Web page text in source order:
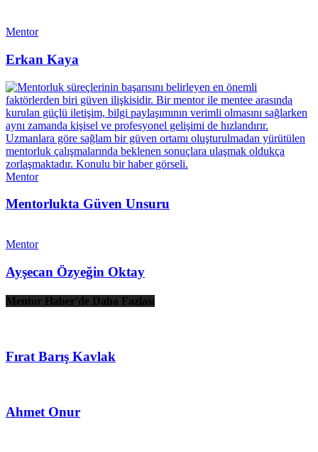
Mentor
Erkan Kaya
Mentor
Mentorlukta Güven Unsuru
Mentor
Ayşecan Özyeğin Oktay
Mentor Haber'de Daha Fazlası
Fırat Barış Kavlak
Ahmet Onur